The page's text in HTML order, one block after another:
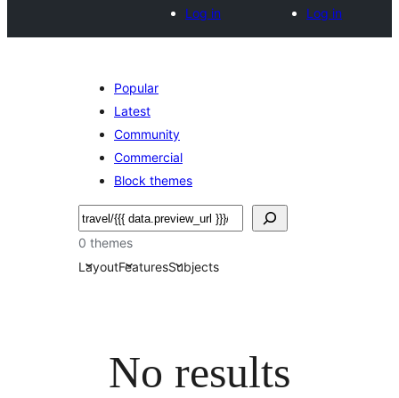
Log in
Log in
Popular
Latest
Community
Commercial
Block themes
সন্ধান
কৰক
0 themes
LayoutFeaturesSubjects
No results